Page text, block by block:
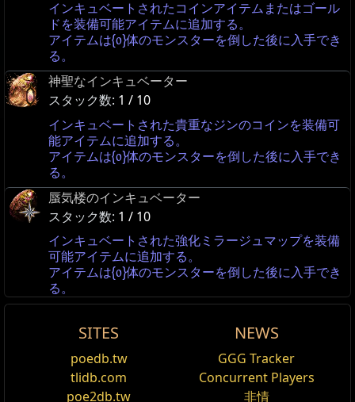
インキュベートされたコインアイテムまたはゴール
ドを装備可能アイテムに追加する。
アイテムは{0}体のモンスターを倒した後に入手でき
る。
神聖なインキュベーター
スタック数: 1 / 10
インキュベートされた貴重なジンのコインを装備可
能アイテムに追加する。
アイテムは{0}体のモンスターを倒した後に入手でき
る。
蜃気楼のインキュベーター
スタック数: 1 / 10
インキュベートされた強化ミラージュマップを装備
可能アイテムに追加する。
アイテムは{0}体のモンスターを倒した後に入手でき
る。
Domain Description
Incubator
Incubator is an item class similar to currency items
SITES
poedb.tw
tlidb.com
poe2db.tw
NEWS
GGG Tracker
Concurrent Players
非情